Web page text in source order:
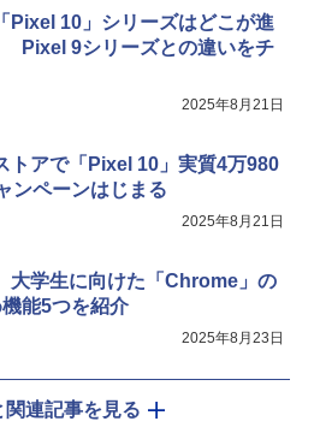
Pixel 10」シリーズはどこが進
Pixel 9シリーズとの違いをチ
2025年8月21日
トアで「Pixel 10」実質4万980
ンペーンはじまる
2025年8月21日
大学生に向けた「Chrome」の
能5つを紹介
2025年8月23日
関連記事を見る